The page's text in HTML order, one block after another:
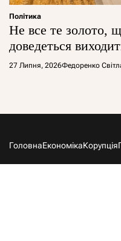
Політика
Не все те золото,
доведеться
27 Липня, 2026Федоренко
ГоловнаЕкономікаКорупція